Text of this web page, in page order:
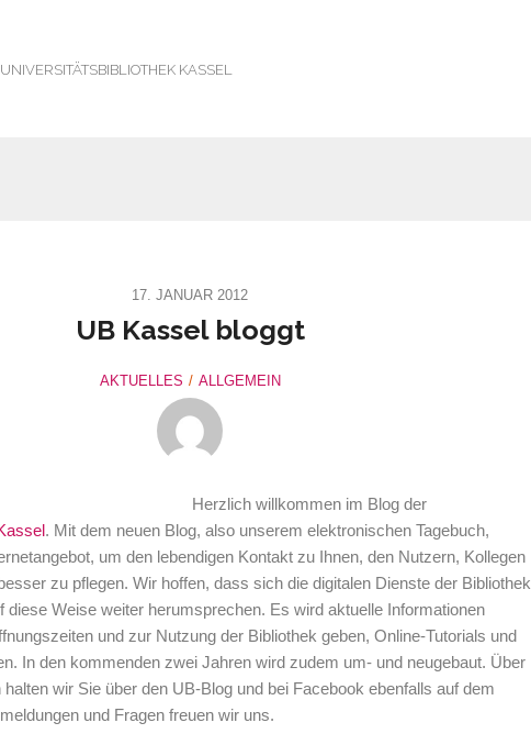
KASSEL
17. JANUAR 2012
UB Kassel bloggt
AKTUELLES ALLGEMEIN
Herzlich willkommen im Blog der
. Mit dem neuen Blog, also unserem elektronischen Tagebuch,
um den lebendigen Kontakt zu Ihnen, den Nutzern, Kollegen
zu pflegen. Wir hoffen, dass sich die digitalen Dienste der Bibliothek
diese Weise weiter herumsprechen. Es wird aktuelle Informationen
und zur Nutzung der Bibliothek geben, Online-Tutorials und
In den kommenden zwei Jahren wird zudem um- und neugebaut. Über
halten wir Sie über den UB-Blog und bei Facebook ebenfalls auf dem
und Fragen freuen wir uns.